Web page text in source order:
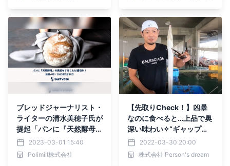
27日（金）発売
ブレッドジャーナリスト・
ライターの清水美穂子氏が
提起「パンに『天然酵母』
の表記をすることは適切
か？」社会課題に参加でき
るSNS【Surfvote】で投
2023-03-01 15:40
Polimill株式会社
【先取りCheck！】凶暴
なのに食べると…上品で奥
深い味わい✧“ギャップ萌
え”『西京鱧（さいきょう
はも）』
2022-03-30 20:00
株式会社 Person's dream